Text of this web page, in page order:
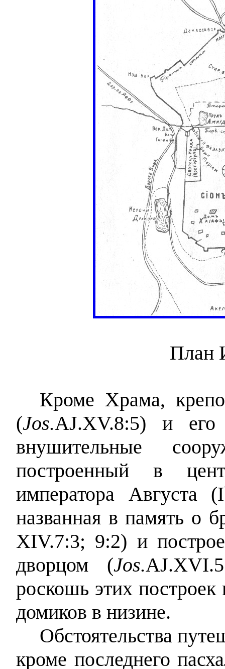
План
Кроме Храма,
(Jos.AJ.XV.8:5) и
внушительные
построенный в
императора Августа
названная в память о
XIV.7:3; 9:2) и
дворцом (Jos.
роскошь этих построек
домиков в низине.
Обстоятельства
кроме последнего